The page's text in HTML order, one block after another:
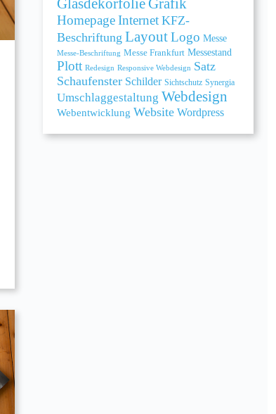
Glasdekorfolie
HomepageInternet KFZ-
Beschriftung LayoutLogo Messe
Messe-Beschriftung Messe Frankfurt Messestand
Plott Redesign Responsive Webdesign Satz
Schaufenster Schilder Sichtschutz Synergia
Umschlaggestaltung Webdesign
Webentwicklung Website Wordpress